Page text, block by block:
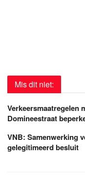
Mis dit niet:
Verkeersmaatregelen
Domineestraat
VNB: Samenwerking
gelegitimeerd besluit